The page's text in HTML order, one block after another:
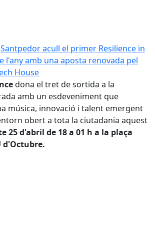
Santpedor acull el primer Resilience in
l'any amb una aposta renovada pel
House
dona el tret de sortida a la
amb un esdeveniment que
música, innovació i talent emergent
obert a tota la ciutadania aquest
25 d'abril de 18 a 01 h a la plaça
d'Octubre.